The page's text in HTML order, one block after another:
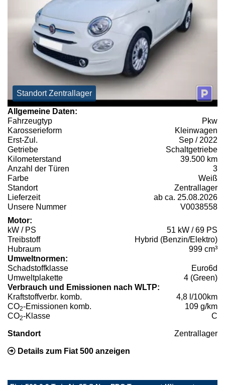
Standort Zentrallager
Allgemeine Daten:
Fahrzeugtyp
Pkw
Karosserieform
Kleinwagen
Erst-Zul.
Sep / 2022
Getriebe
Schaltgetriebe
Kilometerstand
39.500 km
Anzahl der Türen
3
Farbe
Weiß
Standort
Zentrallager
Lieferzeit
ab ca. 25.08.2026
Unsere Nummer
V0038558
Motor:
kW / PS
51 kW / 69 PS
Treibstoff
Hybrid (Benzin/Elektro)
Hubraum
999 cm³
Umweltnormen:
Schadstoffklasse
Euro6d
Umweltplakette
4 (Green)
Verbrauch und Emissionen nach WLTP:
Kraftstoffverbr. komb.
4,8 l/100km
CO2-Emissionen komb.
109 g/km
CO2-Klasse C
Standort Zentrallager
Details zum Fiat 500 anzeigen